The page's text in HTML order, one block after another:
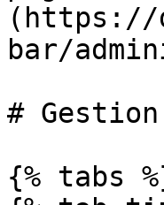
(https://
bar/
#
{% tabs